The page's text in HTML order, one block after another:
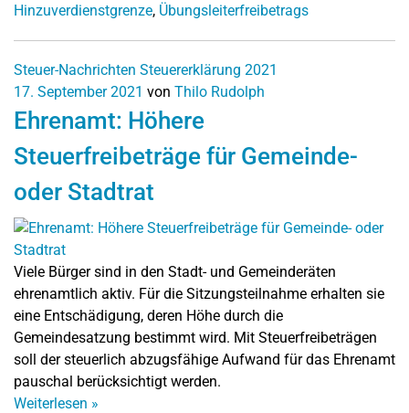
Hinzuverdienstgrenze, Übungsleiterfreibetrags
Steuer-Nachrichten Steuererklärung 2021
17. September 2021 von Thilo Rudolph
Ehrenamt: Höhere
Steuerfreibeträge für Gemeinde-
oder Stadtrat
Viele Bürger sind in den Stadt- und Gemeinderäten
ehrenamtlich aktiv. Für die Sitzungsteilnahme erhalten sie
eine Entschädigung, deren Höhe durch die
Gemeindesatzung bestimmt wird. Mit Steuerfreibeträgen
soll der steuerlich abzugsfähige Aufwand für das Ehrenamt
pauschal berücksichtigt werden.
Weiterlesen »